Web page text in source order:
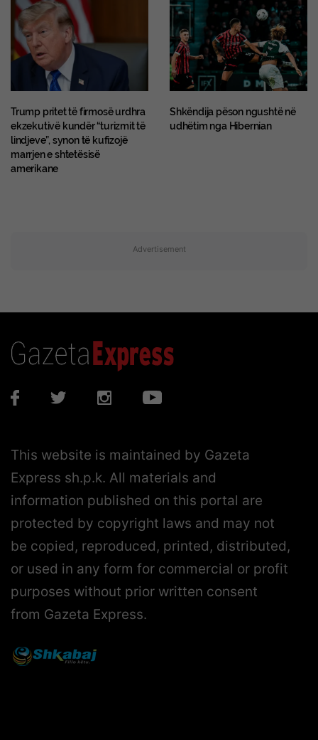
Trump pritet të firmosë urdhra
ekzekutivë kundër “turizmit të
lindjeve”, synon të kufizojë
marrjen e shtetësisë
amerikane
Shkëndija pëson ngushtë në
udhëtim nga Hibernian
Advertisement
This website is maintained by Gazeta
Express sh.p.k. All materials and
information published on this portal are
protected by copyright laws and may not
be copied, reproduced, printed, distributed,
or used in any form for commercial or profit
purposes without prior written consent
from Gazeta Express.